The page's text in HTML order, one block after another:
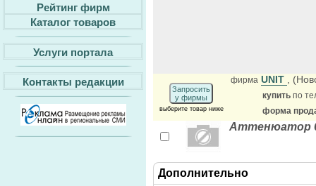
Рейтинг фирм
Каталог товаров
Услуги портала
Контакты редакции
Запросить
у фирмы
выберите товар ниже
фирма UNIT ,
купить по
форма
Аттенюатор
Дополнительно